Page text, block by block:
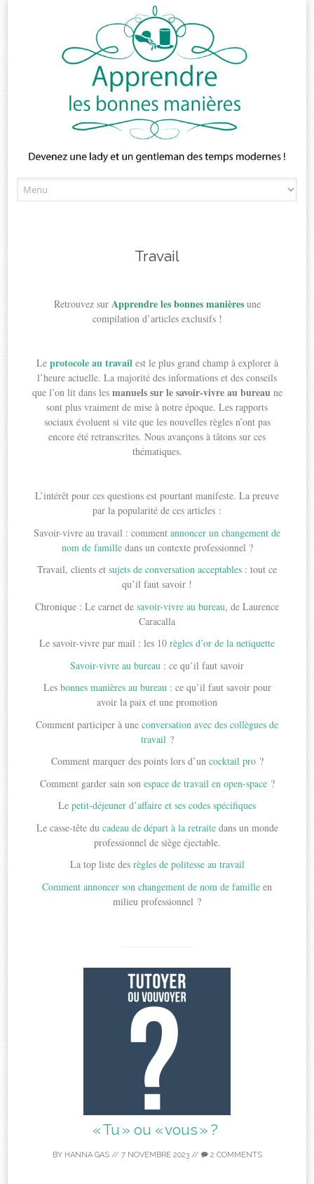
to
Travail
Retrouvez sur Apprendre les bonnes manièresune
compilation d’articles exclusifs !
Le protocole au travailest le plus grand champ à explorer à
l’heure actuelle. La majorité des informations et des conseils
que l’on lit dans les manuels sur le savoir-vivre au bureaune
sont plus vraiment de mise à notre époque. Les rapports
sociaux évoluent si vite que les nouvelles règles n’ont pas
encore été retranscrites. Nous avançons à tâtons sur ces
thématiques.
L’intérêt pour ces questions est pourtant manifeste. La preuve
par la popularité de ces articles :
Savoir-vivre au travail : comment annoncer un changement de
nom de familledans un contexte professionnel ?
Travail, clients et sujets de conversation acceptables : tout ce
qu’il faut savoir !
Chronique : Le carnet de savoir-vivre au bureau, de Laurence
Caracalla
Le savoir-vivre par mail : les 10 règles d’or de la netiquette
Savoir-vivre au bureau : ce qu’il faut savoir
Les bonnes manières au bureau: ce qu’il faut savoir pour
avoir la paix et une promotion
Comment participer à une conversation avec des collègues de
travail ?
Comment marquer des points lors d’un cocktail pro ?
Comment garder sain son espace de travail en open-space ?
Le petit-déjeuner d’affaire et ses codes spécifiques
Le casse-tête du cadeau de départ à la retraitedans un monde
professionnel de siège éjectable.
La top liste des règles de politesse au travail
Comment annoncer son changement de nom de famille en
milieu professionnel ?
« Tu » ou « vous » ?
BY HANNA GAS// 7 NOVEMBRE 2023// 2 COMMENTS